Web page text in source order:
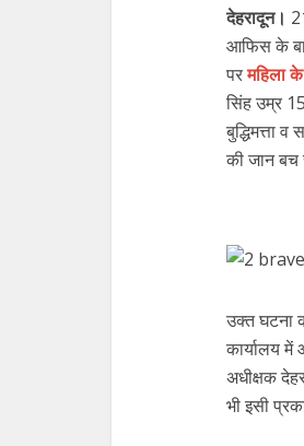
देहरादून।
आफिस के
परमहिला
सिंह उम्र
बुद्धिमत्ता
की जान बच
उक्त घटना
कार्यालय में
अधीक्षक
भी इसी